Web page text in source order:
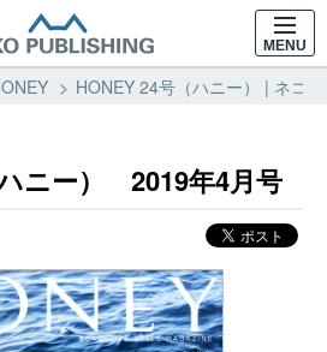
MENU
HONEY 24号（ハニー） | ネコ
ニー） 2019年4月号